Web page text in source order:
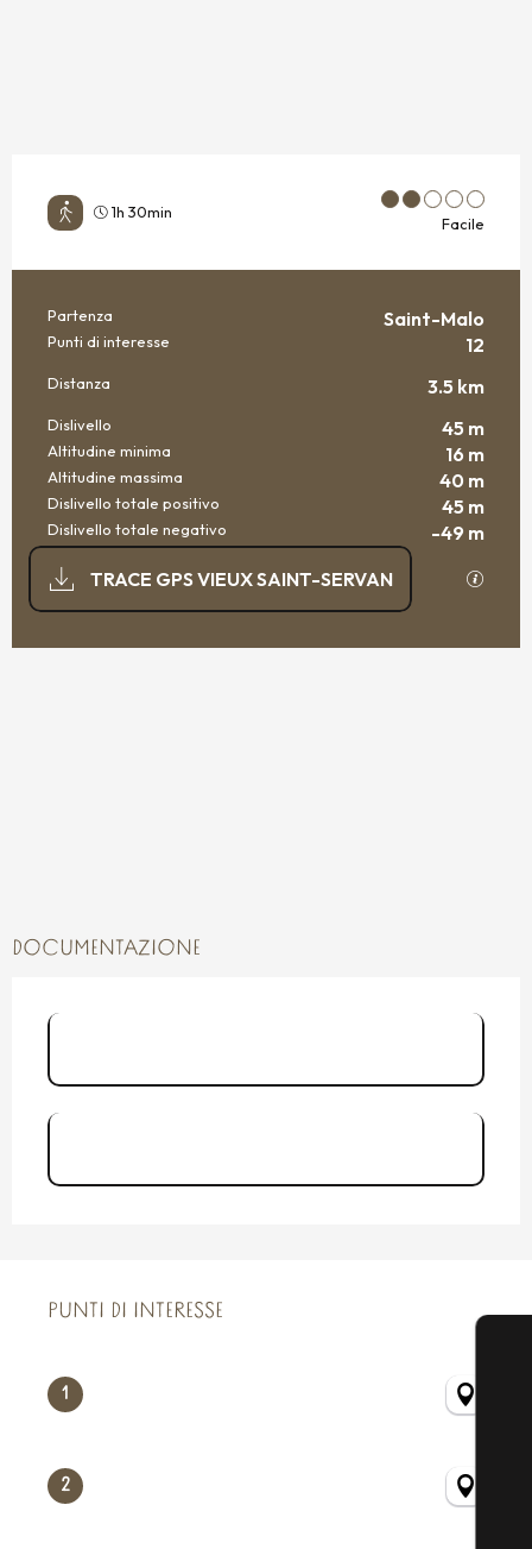
1h 30min
Facile
INFORMAZIONI PRATICHE
Partenza Saint-Malo
Punti di interesse 12
Distanza 3.5 km
Dislivello 45 m
Altitudine minima 16 m
Altitudine massima 40 m
Dislivello totale positivo 45 m
Dislivello totale negativo
-49 m
DOCUMENTAZIONE
TRACE GPS VIEUX SAINT-SERVAN I file
DOCUMENTAZIONE
PUNTI DI INTERESSE
1
2